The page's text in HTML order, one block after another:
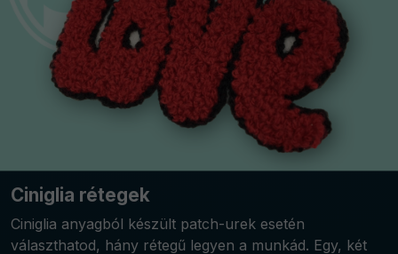
Ciniglia rétegek
Ciniglia anyagból készült patch-urek esetén
választhatod, hány rétegű legyen a munkád. Egy, két